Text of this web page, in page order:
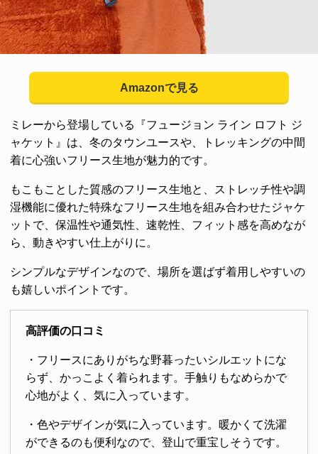
Amazonで見る
ミレーから登場している『フュージョン ライン ロフト ジ
ャケット』は、冬のタウンユースや、トレッキングの中間
着に心強いフリース生地が魅力的です。
もこもことした質感のフリース生地と、ストレッチ性や調
湿機能に優れた特殊なフリース生地を組み合わせたジャケ
ットで、保温性や通気性、速乾性、フィット感を高めなが
ら、動きやすい仕上がりに。
シンプルなデザインなので、場所を選ばず着用しやすいの
も嬉しいポイントです。
高評価の口コミ
・フリースにありがちな野暮ったいシルエットにな
らず、かっこよく着られます。手触りもなめらかで
心地がよく、気に入っています。
・色やデザインが気に入っています。暖かくて洗濯
ができるのも便利なので、登山で重宝しそうです。